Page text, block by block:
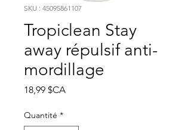
SKU : 45095861107
Tropiclean Stay
away répulsif anti-
mordillage
18,99 $CAPrix
Quantité *